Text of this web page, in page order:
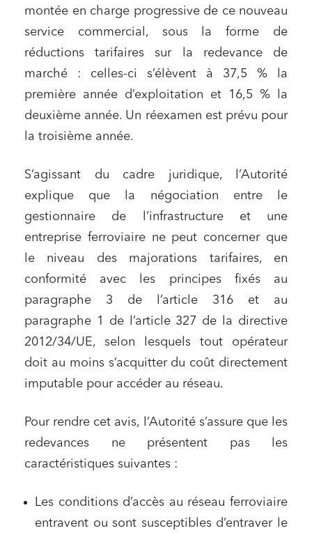
montée en charge progressive de ce nouveau
service commercial, sous la forme de
réductions tarifaires sur la redevance de
marché : celles-ci s’élèvent à 37,5 % la
première année d’exploitation et 16,5 % la
deuxième année. Un réexamen est prévu pour
la troisième année.
S’agissant du cadre juridique, l’Autorité
explique que la négociation entre le
gestionnaire de l’infrastructure et une
entreprise ferroviaire ne peut concerner que
le niveau des majorations tarifaires, en
conformité avec les principes fixés au
paragraphe 3 de l’article 316 et au
paragraphe 1 de l’article 327 de la directive
2012/34/UE, selon lesquels tout opérateur
doit au moins s’acquitter du coût directement
imputable pour accéder au réseau.
Pour rendre cet avis, l’Autorité s’assure que les
redevances ne présentent pas les
caractéristiques suivantes :
Les conditions d’accès au réseau ferroviaire
entravent ou sont susceptibles d’entraver le